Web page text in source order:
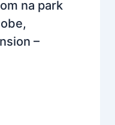
na park
–